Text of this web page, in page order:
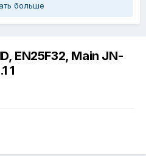
больше
EN25F32, Main JN-
1